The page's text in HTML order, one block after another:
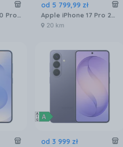
Motorola Edge 70 Pro 8/256GB Bordowy
od 5 799,99 zł
Apple iPhone 17 Pro 256GB Srebrny
20 km
od 3 999 zł